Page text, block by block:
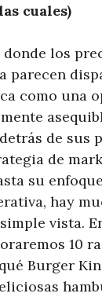
cuales)
los
parecen
como una
de sus
de
su
hay
vista.
10
Burger